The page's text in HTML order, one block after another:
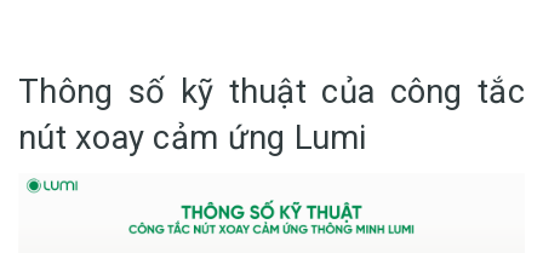
Thông số kỹ thuật của công tắc
nút xoay cảm ứng Lumi